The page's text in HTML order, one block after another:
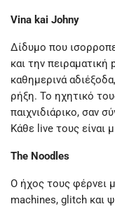
Vina kai Johny
Δίδυμο που
και την πειραματική
καθημερινά
ρήξη. Το ηχητικό
παιχνιδιάρικο, σαν
Κάθε live τους είναι
The Noodles
Ο ήχος τους φέρνει
machines, glitch και